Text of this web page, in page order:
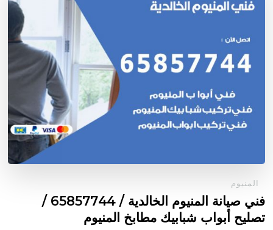
المنيوم
فني صيانة المنيوم الخالدية / 65857744 /
تصليح أبواب شبابيك مطابخ المنيوم